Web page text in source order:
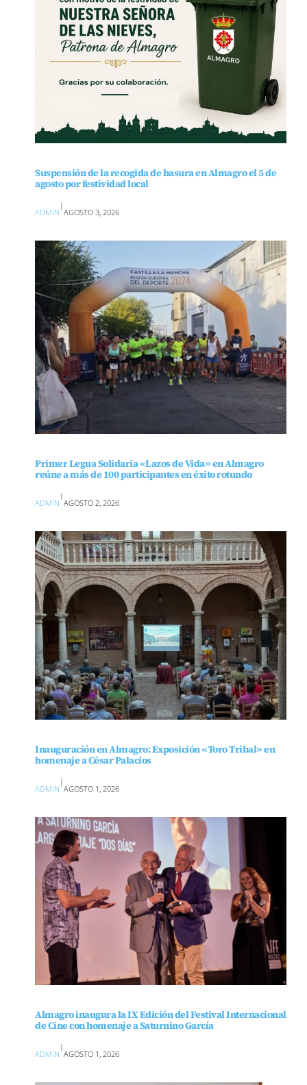
Suspensión de la recogida de basura en Almagro el 5 de
agosto por festividad local
ADMIN
|
AGOSTO 3, 2026
Primer Legua Solidaria «Lazos de Vida» en Almagro
reúne a más de 100 participantes en éxito rotundo
ADMIN
|
AGOSTO 2, 2026
Inauguración en Almagro: Exposición «Toro Tribal» en
homenaje a César Palacios
ADMIN
|
AGOSTO 1, 2026
Almagro inaugura la IX Edición del Festival Internacional
de Cine con homenaje a Saturnino García
ADMIN
|
AGOSTO 1, 2026